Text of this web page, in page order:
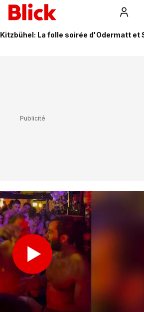
Kitzbühel: La folle soirée d'Odermatt et